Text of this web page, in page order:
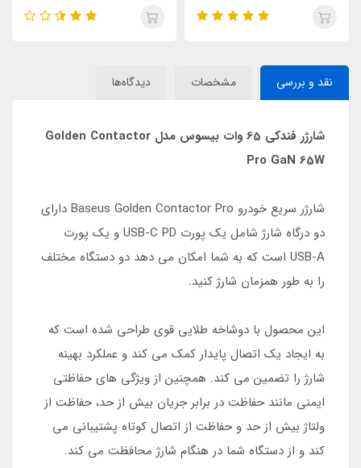
نقد و بررسی مشخصات دیدگاه‌ها
شارژر فندکی 65 وات بیسوس مدل Golden Contactor
Pro GaN 65W
شارژر سریع خودرو Baseus Golden Contactor Pro دارای
دو درگاه شارژ شامل یک پورت USB-C PD و یک پورت
USB-A است که به شما امکان می دهد دو دستگاه مختلف
را به طور همزمان شارژ کنید.
این محصول با دوشاخه طلایی قوی طراحی شده است که
به ایجاد یک اتصال پایدار کمک می کند و عملکرد بهینه
شارژ را تضمین می کند. همچنین از ویژگی های حفاظتی
ایمنی مانند حفاظت در برابر جریان بیش از حد، حفاظت از
ولتاژ بیش از حد و حفاظت از اتصال کوتاه پشتیبانی می
کند و از دستگاه شما در هنگام شارژ محافظت می کند.